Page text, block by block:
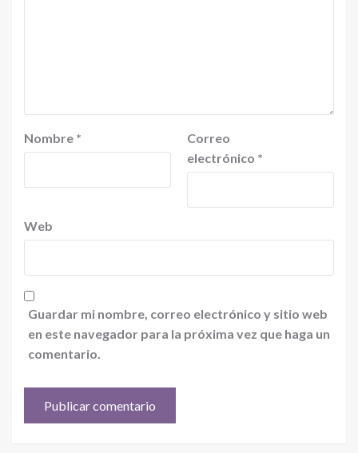
Nombre *
Correo
electrónico *
Web
Guardar mi nombre, correo electrónico y sitio web
en este navegador para la próxima vez que haga un
comentario.